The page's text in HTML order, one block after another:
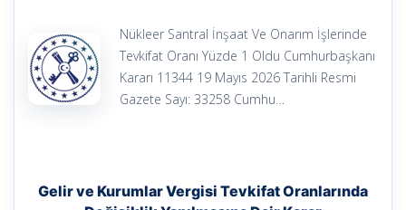
Nükleer Santral İnşaat Ve Onarım İşlerinde
Tevkifat Oranı Yüzde 1 Oldu Cumhurbaşkanı
Kararı 11344 19 Mayıs 2026 Tarihli Resmi
Gazete Sayı: 33258 Cumhu…
Gelir ve Kurumlar Vergisi Tevkifat Oranlarında